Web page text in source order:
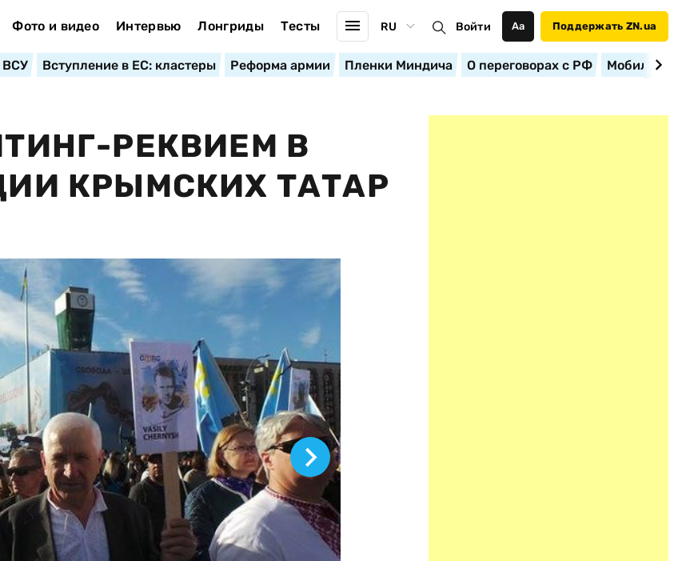
Фото и видео Интервью Лонгриды Тесты RU Войти Аа Поддержать ZN.ua
ВСУ Вступление в ЕС: кластеры Реформа армии Пленки Миндича О переговорах с РФ
РЕКВИЕМ В
КРЫМСКИХ ТАТАР